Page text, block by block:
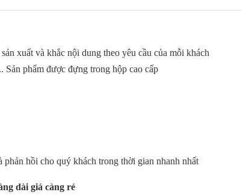
xuất và khắc nội dung theo yêu cầu của mỗi khách
Sản phẩm được đựng trong hộp cao cấp
hồi cho quý khách trong thời gian nhanh nhất
dài giá càng rẻ